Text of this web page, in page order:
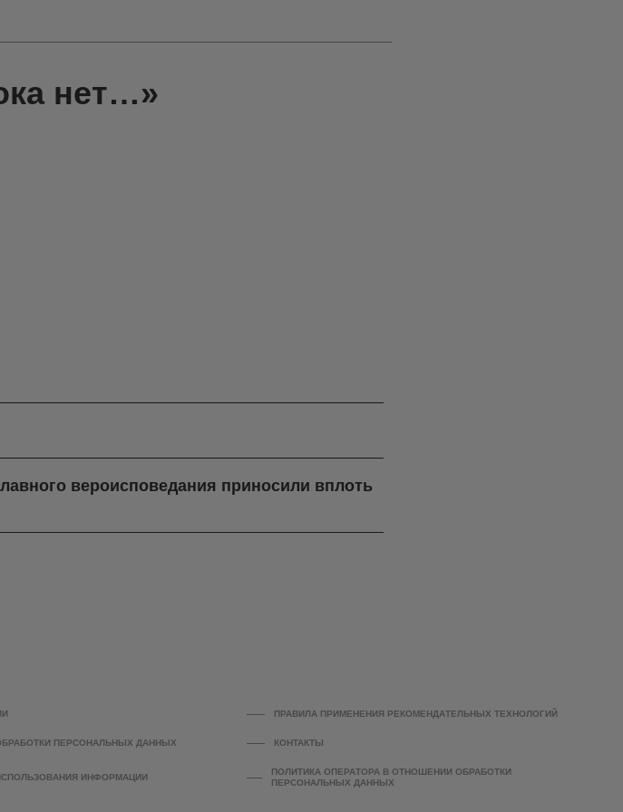
нет…»
вероисповедания приносили вплоть
ПРАВИЛА ПРИМЕНЕНИЯ РЕКОМЕНДАТЕЛЬНЫХ ТЕХНОЛОГИЙ
ПЕРСОНАЛЬНЫХ ДАННЫХ КОНТАКТЫ
ИНФОРМАЦИИ
ПОЛИТИКА ОПЕРАТОРА В ОТНОШЕНИИ ОБРАБОТКИ
ПЕРСОНАЛЬНЫХ ДАННЫХ